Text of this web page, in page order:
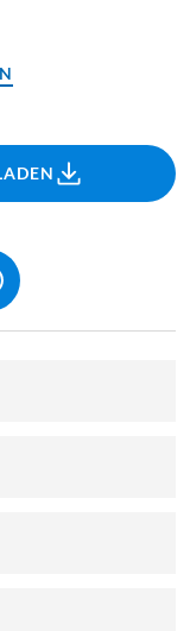
TAB)
NEUEM TAB)
ÖFFNET IN